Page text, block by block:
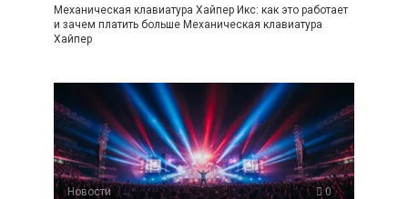
Механическая клавиатура Хайпер Икс: как это работает
и зачем платить больше Механическая клавиатура
Хайпер
Новости 0